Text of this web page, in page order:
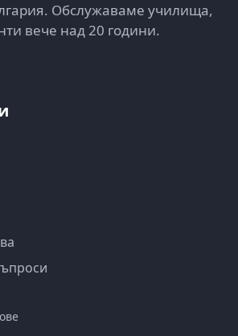
Обслужаваме училища,
вече над 20 години.